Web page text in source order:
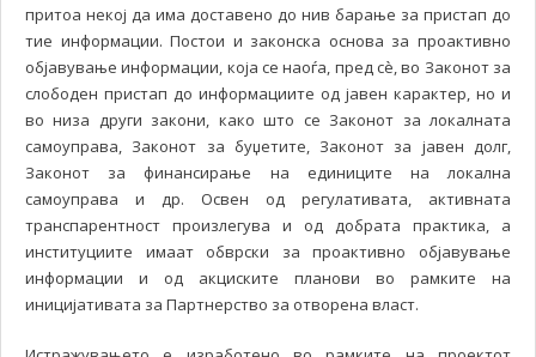
притоа некој да има доставено до нив барање за пристап до
тие информации. Постои и законска основа за проактивно
објавување информации, која се наоѓа, пред сè, во Законот за
слободен пристап до информациите од јавен карактер, но и
во низа други закони, како што се Законот за локалната
самоуправа, Законот за буџетите, Законот за јавен долг,
Законот за финансирање на единиците на локална
самоуправа и др. Освен од регулативата, активната
транспарентност произлегува и од добрата практика, а
институциите имаат обврски за проактивно објавување
информации и од акциските планови во рамките на
иницијативата за Партнерство за отворена власт.